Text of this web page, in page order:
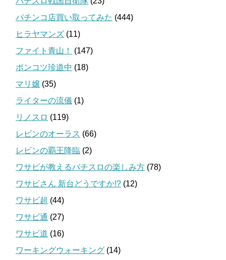
パチンコ店買い取ってみた (444)
ヒラヤマンズ (11)
ファイト青山！
(147)
ポンコツ珍道中 (18)
マリ嬢 (35)
ライターの流儀 (1)
リノスロ (119)
レビンのオーラス (66)
レビンの覇王降臨 (2)
ワサビが教えるパチスロの楽しみ方 (78)
ワサビさん 新台どうですか!? (12)
ワサビ超 (44)
ワサビ通 (27)
ワサビ道 (16)
ワーキングウォーキング (14)